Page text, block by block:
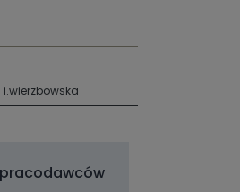
: i.wierzbowska